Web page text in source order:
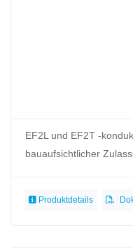
EF2L und EF2T -
bauaufsichtlicher
Produktdetails